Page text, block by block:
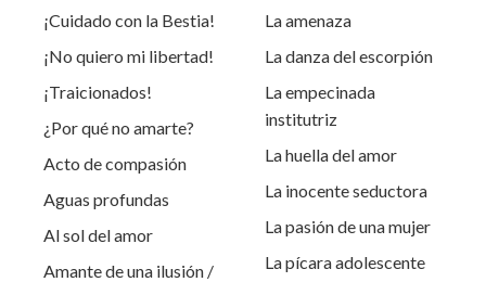
¡Cuidado con la Bestia!
¡No quiero mi libertad!
¡Traicionados!
¿Por qué no amarte?
Acto de compasión
Aguas profundas
Al sol del amor
Amante de una ilusión /
La amenaza
La danza del escorpión
La empecinada
institutriz
La huella del amor
La inocente seductora
La pasión de una mujer
La pícara adolescente